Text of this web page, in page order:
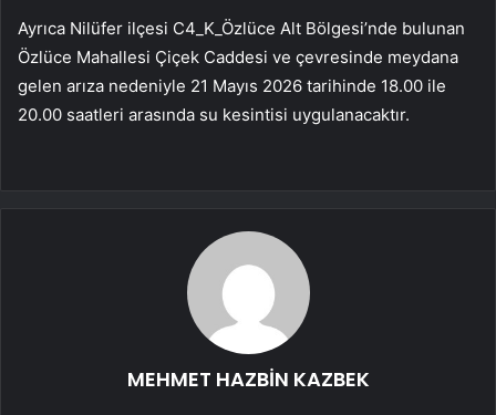
Ayrıca Nilüfer ilçesi C4_K_Özlüce Alt Bölgesi’nde bulunan
Özlüce Mahallesi Çiçek Caddesi ve çevresinde meydana
gelen arıza nedeniyle 21 Mayıs 2026 tarihinde 18.00 ile
20.00 saatleri arasında su kesintisi uygulanacaktır.
MEHMET HAZBİN KAZBEK